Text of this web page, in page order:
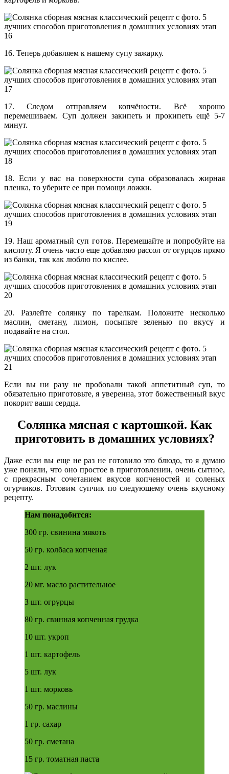
16. Теперь добавляем к нашему супу зажарку.
17. Следом отправляем копчёности. Всё хорошо
перемешиваем. Суп должен закипеть и прокипеть ещё 5-7
минут.
18. Если у вас на поверхности супа образовалась жирная
пленка, то уберите ее при помощи ложки.
19. Наш ароматный суп готов. Перемешайте и попробуйте на
кислоту. Я очень часто еще добавляю рассол от огурцов прямо
из банки, так как люблю по кислее.
20. Разлейте солянку по тарелкам. Положите несколько
маслин, сметану, лимон, посыпьте зеленью по вкусу и
подавайте на стол.
Если вы ни разу не пробовали такой аппетитный суп, то
обязательно приготовьте, я уверенна, этот божественный вкус
покорит ваши сердца.
Солянка мясная с картошкой. Как
приготовить в домашних условиях?
Даже если вы еще не раз не готовило это блюдо, то я думаю
уже поняли, что оно простое в приготовлении, очень сытное,
с прекрасным сочетанием вкусов копченостей и соленых
огурчиков. Готовим супчик по следующему очень вкусному
рецепту.
Нам понадобится:
300 гр. свинина мякоть
50 гр. колбаса копченая
2 шт. лук
20 мг. масло растительное
3 шт. огрурцы
80 гр. свинная копченная грудка
10 шт. укроп
1 шт. картофель
5 шт. лук
1 шт. морковь
50 гр. маслины
1 гр. сахар
50 гр. сметана
15 гр. томатная паста